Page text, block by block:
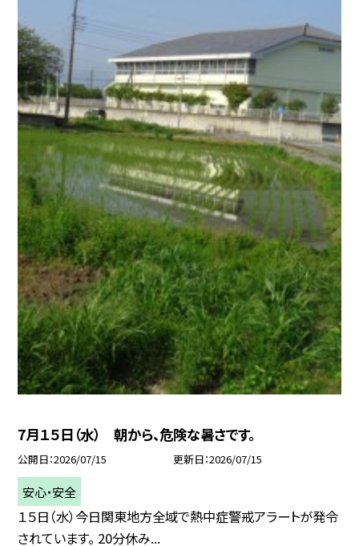
7月１５日（水） 朝から、危険な暑さです。
公開日 2026/07/15 更新日 2026/07/15
安心・安全
１５日（水）今日関東地方全域で熱中症警戒アラートが発令
されています。 20分休み...